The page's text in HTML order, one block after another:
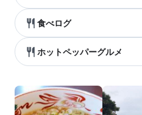
食べログ
ホットペッパーグルメ